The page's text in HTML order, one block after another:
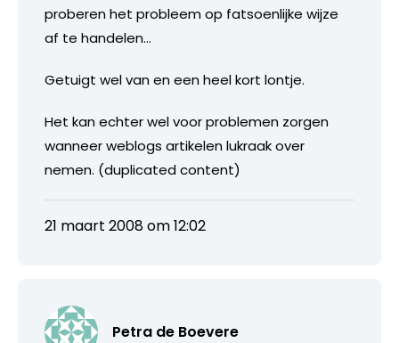
proberen het probleem op fatsoenlijke wijze
af te handelen…
Getuigt wel van en een heel kort lontje.
Het kan echter wel voor problemen zorgen
wanneer weblogs artikelen lukraak over
nemen. (duplicated content)
21 maart 2008 om 12:02
Petra de Boevere